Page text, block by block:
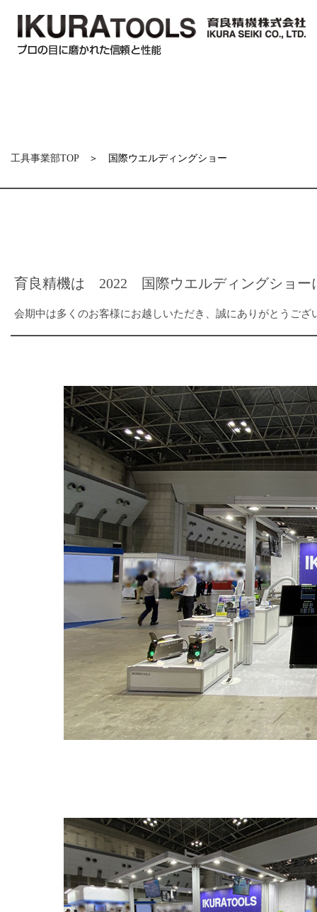
工具事業部TOP＞ 国際ウエルディングショー
育良精機は 2022 国際ウエルディングショー
会期中は多くのお客様にお越しいただき、誠にありがとうござ